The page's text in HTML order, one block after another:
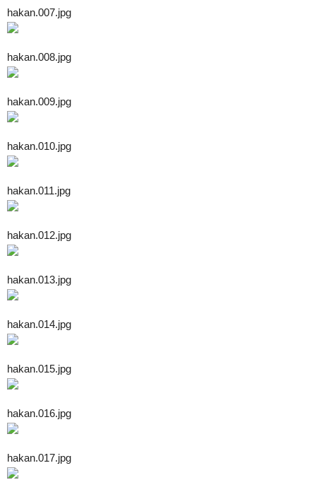
hakan.007.jpg
hakan.008.jpg
hakan.009.jpg
hakan.010.jpg
hakan.011.jpg
hakan.012.jpg
hakan.013.jpg
hakan.014.jpg
hakan.015.jpg
hakan.016.jpg
hakan.017.jpg